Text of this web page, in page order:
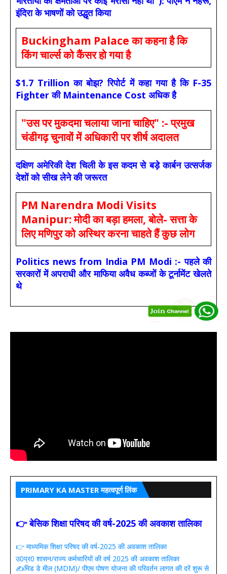
इंदिरा के भाषणों को उद्धृत किया
Buckingham Palace का कहना है कि
किंग चार्ल्स को कैंसर हो गया है
$1.7 Trillion का बोझ? रिपोर्ट में कहा गया है कि F-35
Fighter की Maintenance Cost अधिक है
"उस पर मुकदमा चलाया जाना चाहिए" :- प्रमुख
चंडीगढ़ चुनावों में अधिकारी पर शीर्ष अदालत
दक्षिण अमेरिकी देश चिली के इस कदम से बड़े कार्बन उत्सर्जक
देशों को सीख लेने की जरूरत
PM Narendra Modi Visits
Manipur: मोदी का बड़ा हमला, बोले- सत्ता के
लिए मणिपुर को अस्थिर करना चाहते हैं कुछ लोग
Politics news from India PM Modi :- पहले की
सरकारों में अपराधी और माफिया अवैध कब्जों के टूर्नामेंट खेलते
थे
PRIMARY KA MASTER महत्वपूर्ण लिंक
👉 बेसिक शिक्षा परिषद की वर्ष-2025 की अवकाश तालिका
👉 माध्यमिक शिक्षा परिषद की वर्ष-2025 की अवकाश तालिका
उ0प्र0 शासन/राज्य कर्मचारियों की वर्ष 2025 की अवकाश तालिका
✍️मिड डे मील (MDM)/ पीएम पोषण योजना की परिवर्तन लागत की दरें शुरू से